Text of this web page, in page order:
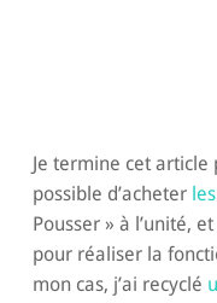
Je termine cet article
possible d’acheter
Pousser » à l’unité,
pour réaliser la
mon cas, j’ai recyclé